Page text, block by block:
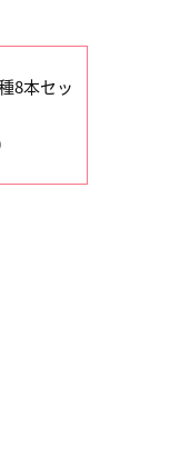
8本セッ